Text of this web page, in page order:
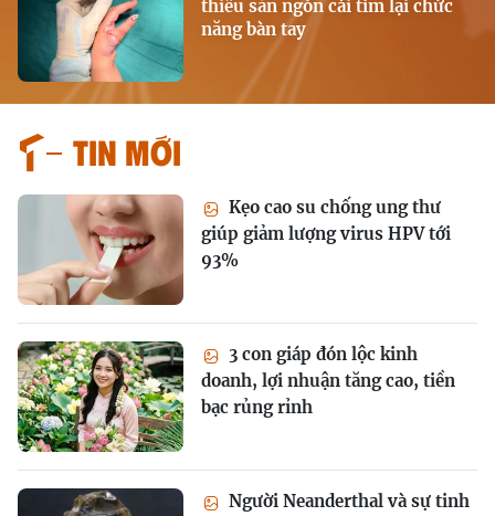
thiểu sản ngón cái tìm lại chức
năng bàn tay
Tin mới
Kẹo cao su chống ung thư
giúp giảm lượng virus HPV tới
93%
3 con giáp đón lộc kinh
doanh, lợi nhuận tăng cao, tiền
bạc rủng rỉnh
Người Neanderthal và sự tinh